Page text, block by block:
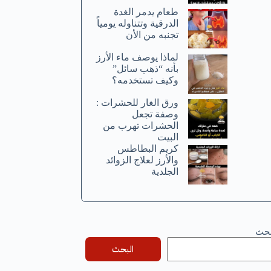
طعام يدمر الغدة
الدرقية وتتناوله يومياً
تجنبه من الأن
لماذا يوصف ماء الأرز
بأنه “ذهب سائل”
وكيف تستخدمه؟
ورق الغار للحشرات :
وصفة تجعل
الحشرات تهرب من
البيت
كريم البطاطس
والأرز لعلاج الزوائد
الجلدية
البحث